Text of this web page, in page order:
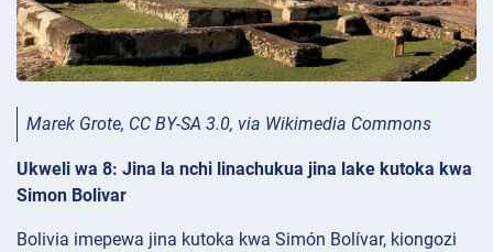
Marek Grote, CC BY-SA 3.0, via Wikimedia Commons
Ukweli wa 8: Jina la nchi linachukua jina lake kutoka kwa
Simon Bolivar
Bolivia imepewa jina kutoka kwa Simón Bolívar, kiongozi